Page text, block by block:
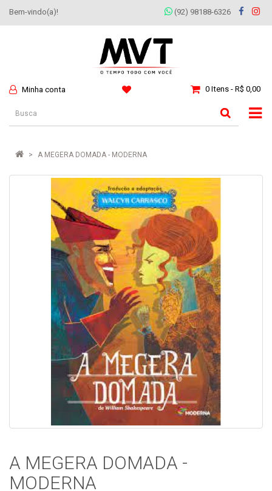
Bem-vindo(a)! (92) 98188-6326
Minha conta 0 Itens - R$ 0,00
A MEGERA DOMADA - MODERNA
A MEGERA DOMADA -
MODERNA